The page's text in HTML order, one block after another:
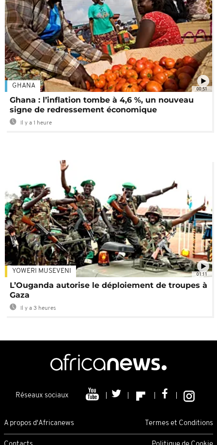
00:51
GHANA
Ghana : l’inflation tombe à 4,6 %, un nouveau
signe de redressement économique
Il y a 1 heure
01:11
YOWERI MUSEVENI
L’Ouganda autorise le déploiement de troupes à
Gaza
Il y a 3 heures
Réseaux sociaux
A propos d'Africanews Termes et Conditions